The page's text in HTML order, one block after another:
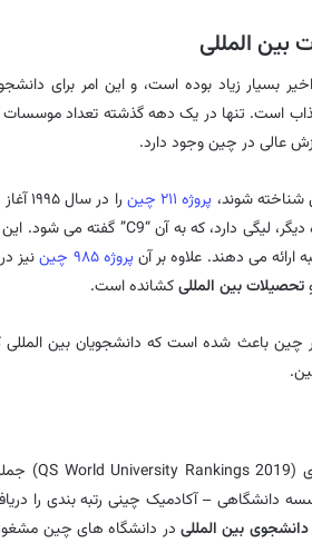
المللی
بسیار زیاد بوده است، و این امر برای
است. تنها در یک دهه گذشته تعداد
شوند، پروژه ۲۱۱ چین
می دهند. علاوه بر آن پروژه ۹۸۵ چین
تحصیلات بین المللیکشانده است.
چین باعث شده است که دانشجویان بین المللی
دانشجوی بین المللی در دانشگاه های چین